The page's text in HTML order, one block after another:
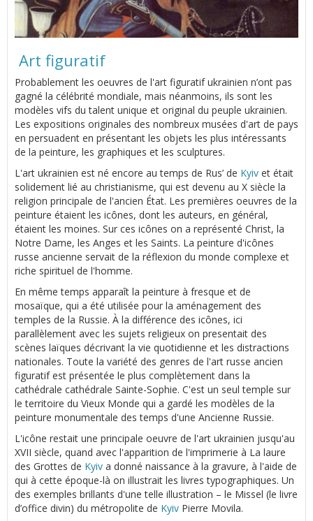
Art figuratif
Probablement les oeuvres de l'art figuratif ukrainien n’ont pas
gagné la célébrité mondiale, mais néanmoins, ils sont les
modèles vifs du talent unique et original du peuple ukrainien.
Les expositions originales des nombreux musées d'art de pays
en persuadent en présentant les objets les plus intéressants
de la peinture, les graphiques et les sculptures.
L'art ukrainien est né encore au temps de Rus’ de Kyiv et était
solidement lié au christianisme, qui est devenu au Х siècle la
religion principale de l'ancien État. Les premières oeuvres de la
peinture étaient les icônes, dont les auteurs, en général,
étaient les moines. Sur ces icônes on a représenté Christ, la
Notre Dame, les Anges et les Saints. La peinture d'icônes
russe ancienne servait de la réflexion du monde complexe et
riche spirituel de l'homme.
En même temps apparaît la peinture à fresque et de
mosaïque, qui a été utilisée pour la aménagement des
temples de la Russie. À la différence des icônes, ici
parallèlement avec les sujets religieux on presentait des
scènes laïques décrivant la vie quotidienne et les distractions
nationales. Toute la variété des genres de l'art russe ancien
figuratif est présentée le plus complètement dans la
cathédrale cathédrale Sainte-Sophie. C'est un seul temple sur
le territoire du Vieux Monde qui a gardé les modèles de la
peinture monumentale des temps d'une Ancienne Russie.
L'icône restait une principale oeuvre de l'art ukrainien jusqu'au
XVII siècle, quand avec l'apparition de l'imprimerie à La laure
des Grottes de Kyiv a donné naissance à la gravure, à l'aide de
qui à cette époque-là on illustrait les livres typographiques. Un
des exemples brillants d'une telle illustration – le Missel (le livre
d’office divin) du métropolite de Kyiv Pierre Movila.